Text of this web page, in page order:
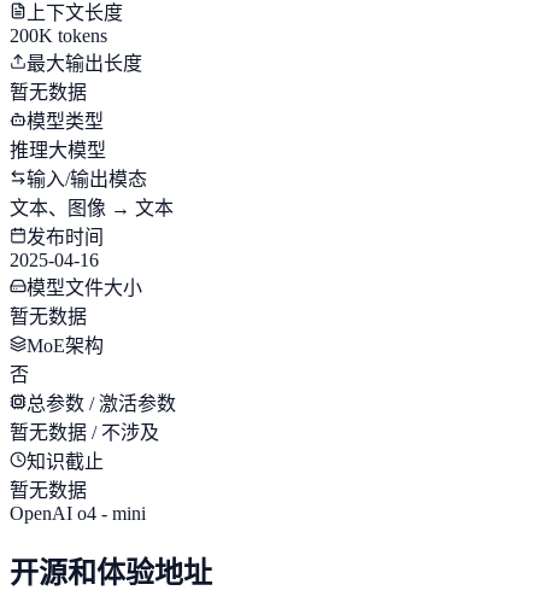
上下文长度
200K tokens
最大输出长度
暂无数据
模型类型
推理大模型
输入/输出模态
文本、图像 → 文本
发布时间
2025-04-16
模型文件大小
暂无数据
MoE架构
否
总参数 / 激活参数
暂无数据 / 不涉及
知识截止
暂无数据
OpenAI o4 - mini
开源和体验地址